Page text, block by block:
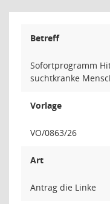
Betreff
Sofortprogramm
suchtkranke
Vorlage
VO/0863/26
Art
Antrag die Linke